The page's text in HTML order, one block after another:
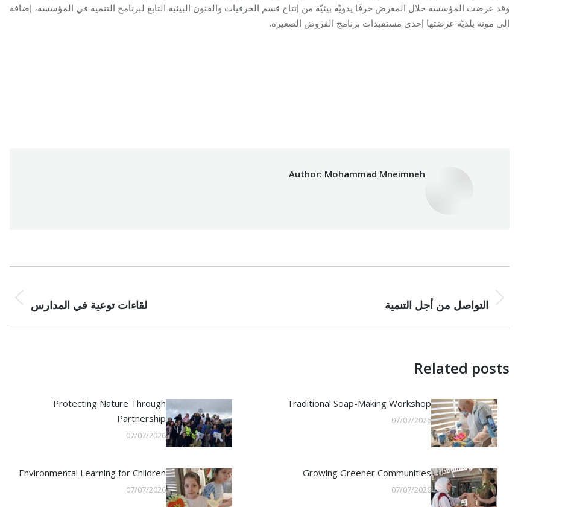
وقد عرضت المؤسسة خلال المعرض حرفًا يدويّة بيئيّة من إنتاج قسم الحرفيات والفنون البيئية التابع لبرنامج التنمية في المؤسسة، إضافة
الى مونة بلديّة عرضتها إحدى مستفيدات برنامج القروض الصغيرة.
Author: Mohammad Mneimneh
navigation
Previous لقاءات توعية في المدارس
Next
التواصل من أجل التنمية
Related posts
Traditional Soap-Making Workshop
07/07/2026
Protecting Nature Through
Partnership
07/07/2026
Growing Greener Communities
07/07/2026
Environmental Learning for Children
07/07/2026